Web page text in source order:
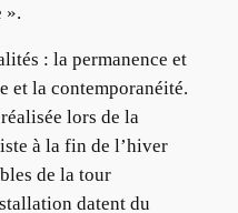
».
: la permanence et
et la contemporanéité.
lors de la
à la fin de l’hiver
de la tour
datent du